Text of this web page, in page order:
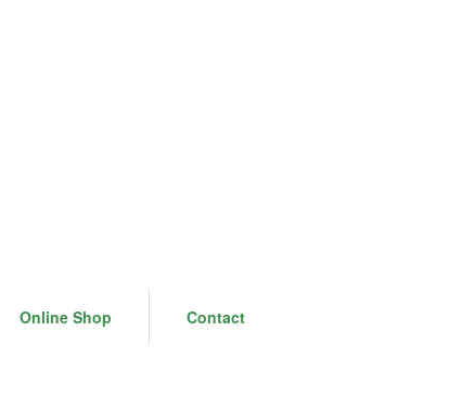
Online Shop Contact